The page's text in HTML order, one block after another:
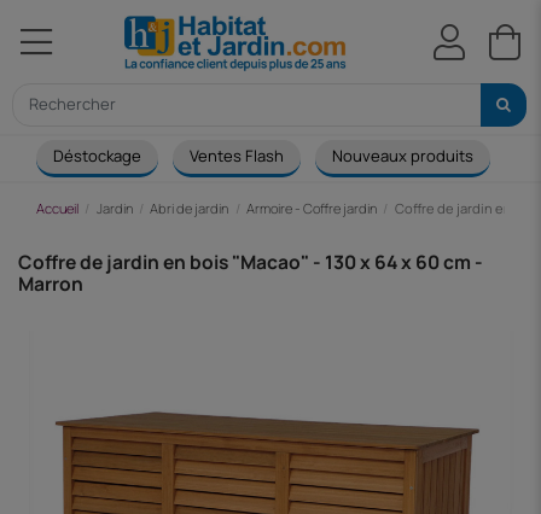
Déstockage Ventes Flash Nouveaux produits
Accueil Jardin Abri de jardin Armoire - Coffre jardin Coffre de jardin en
Coffre de jardin en bois "Macao" - 130 x 64 x 60 cm -
Marron